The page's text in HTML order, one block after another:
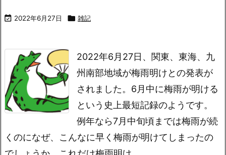
 2022年6月27日  雑記
2022年6月27日、関東、東海、九
州南部地域が梅雨明けとの発表が
されました。6月中に梅雨が明ける
という史上最短記録のようです。
例年なら7月中旬頃までは梅雨が続
くのになぜ、こんなに早く梅雨が明けてしまったの